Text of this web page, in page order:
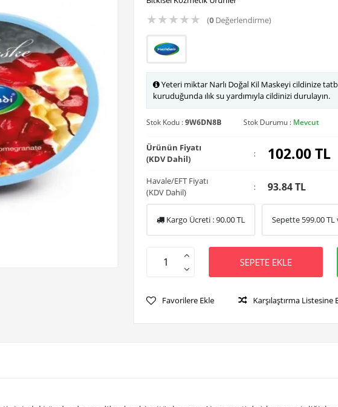
★★★★★ (0 Değerlendirme)
Yeteri miktar Narlı Doğal Kil Maskeyi cildinize
kuruduğunda ılık su yardımıyla cildinizi durulayın.
Stok Kodu :9W6DN8B Stok Durumu : Mevcut
Ürünün Fiyatı
(KDV Dahil)
: 102.00TL
Havale/EFT Fiyatı
(KDV Dahil)
: 93.84 TL
Kargo Ücreti :90.00TL Sepette 599.00TL
SEPETE EKLE
Favorilere Ekle Karşılaştırma Listesine